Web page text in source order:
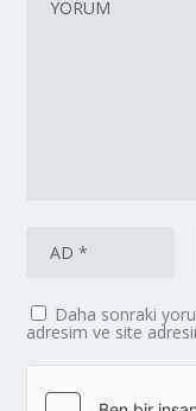
Daha sonraki
adresim ve site